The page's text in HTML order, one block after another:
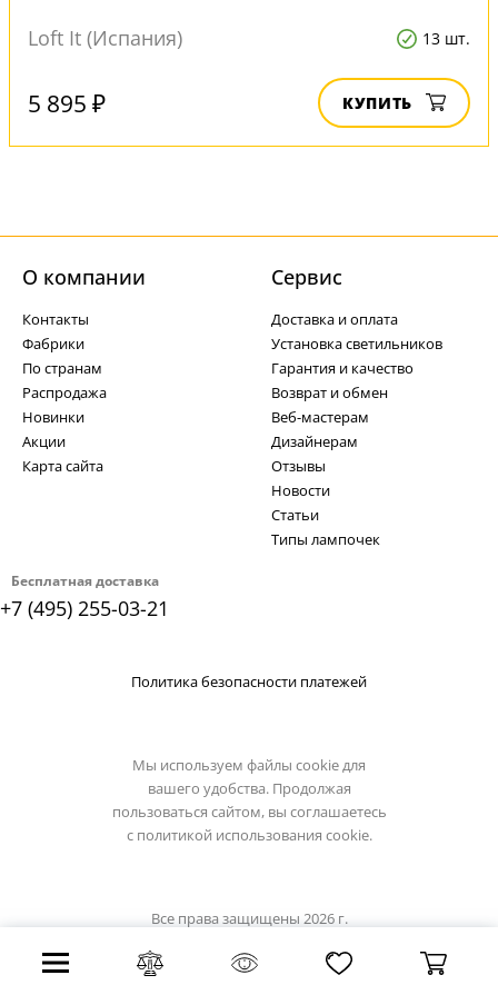
Loft It (Испания) 13 шт.
5 895 ₽ КУПИТЬ
Бесплатная доставка
+7 (495) 255-03-21
О компании
Контакты
Фабрики
По странам
Распродажа
Новинки
Акции
Карта сайта
Cервис
Доставка и оплата
Установка светильников
Гарантия и качество
Возврат и обмен
Веб-мастерам
Дизайнерам
Отзывы
Новости
Статьи
Типы лампочек
Политика безопасности платежей
Мы используем файлы cookie для
вашего удобства. Продолжая
пользоваться сайтом, вы соглашаетесь
с политикой использования cookie.
Все права защищены 2026 г.